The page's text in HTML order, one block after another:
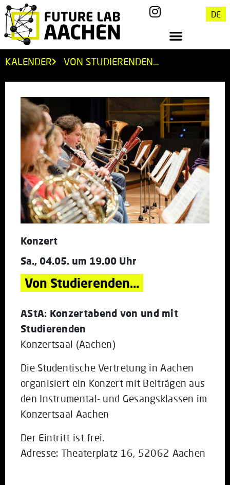
DE
KALENDER VON STUDIERENDEN…
Konzert
Sa., 04.05. um 19.00 Uhr
Von Studierenden…
AStA: Konzertabend von und mit
Studierenden
Konzertsaal (Aachen)
Die Studentische Vertretung in Aachen
organisiert ein Konzert mit Beiträgen aus
den Instrumental- und Gesangsklassen im
Konzertsaal Aachen
Der Eintritt ist frei.
Adresse: Theaterplatz 16, 52062 Aachen